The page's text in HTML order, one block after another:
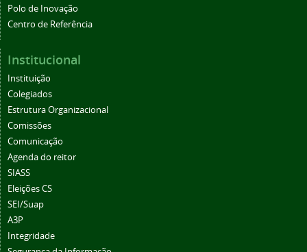
Polo de Inovação
Centro de Referência
Institucional
Instituição
Colegiados
Estrutura Organizacional
Comissões
Comunicação
Agenda do reitor
SIASS
Eleições CS
SEI/Suap
A3P
Integridade